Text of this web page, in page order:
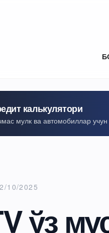
калькулятори
мулк ва автомобиллар
10/2025
ўз